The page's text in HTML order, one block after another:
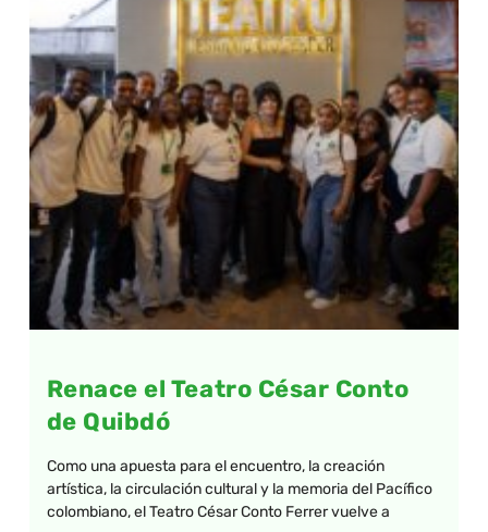
Renace el Teatro César Conto
de Quibdó
Como una apuesta para el encuentro, la creación
artística, la circulación cultural y la memoria del Pacífico
colombiano, el Teatro César Conto Ferrer vuelve a